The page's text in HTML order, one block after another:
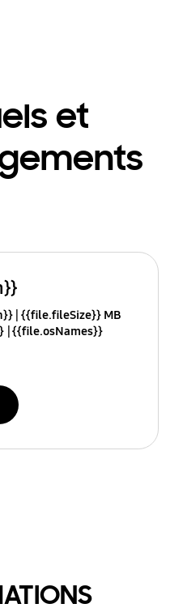
et
{{file.fileSize}} MB
{{file.osNames}}